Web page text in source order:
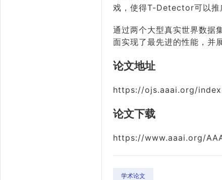
戏，使得T-Detector可以推
通过两个大型真实世界数
面实现了最先进的性能，并
论文地址
https://ojs.aaai.org/
论文下载
https://www.aaai.org/
学术论文